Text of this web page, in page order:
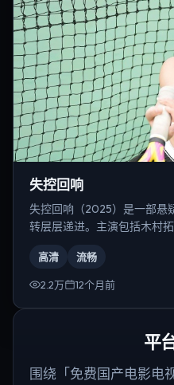
失控回响
失控回响（2025）是一部悬
转层层递进。主演包括木村
高清 流畅
2.2万 12个月前
平
围绕「免费国产电影电